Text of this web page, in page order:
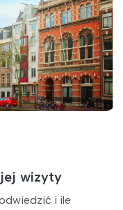
wizyty
i ile